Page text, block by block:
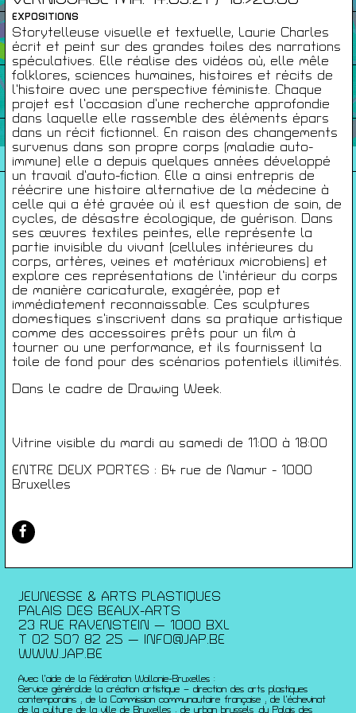
EXPOSITIONS
Storytelleuse visuelle et textuelle, Laurie Charles
écrit et peint sur des grandes toiles des narrations
spéculatives. Elle réalise des vidéos où, elle mêle
folklores, sciences humaines, histoires et récits de
l’histoire avec une perspective féministe. Chaque
projet est l’occasion d’une recherche approfondie
dans laquelle elle rassemble des éléments épars
dans un récit fictionnel. En raison des changements
survenus dans son propre corps (maladie auto-
immune) elle a depuis quelques années développé
un travail d’auto-fiction. Elle a ainsi entrepris de
réécrire une histoire alternative de la médecine à
celle qui a été gravée où il est question de soin, de
cycles, de désastre écologique, de guérison. Dans
ses œuvres textiles peintes, elle représente la
partie invisible du vivant (cellules intérieures du
corps, artères, veines et matériaux microbiens) et
explore ces représentations de l’intérieur du corps
de manière caricaturale, exagérée, pop et
immédiatement reconnaissable. Ces sculptures
domestiques s’inscrivent dans sa pratique artistique
comme des accessoires prêts pour un film à
tourner ou une performance, et ils fournissent la
toile de fond pour des scénarios potentiels illimités.
Dans le cadre de Drawing Week.
Vitrine visible du mardi au samedi de 11:00 à 18:00
ENTRE DEUX PORTES : 64 rue de Namur - 1000
Bruxelles
Infos Pratiques
Cartes De Membre
Saisons Précédentes
À propos
Infos pratiques
Carte de membres
S'inscrire à la Newsletter
Mentions légales
Politique de confidentialité
Conditions générales de ventes
Rencontres
Architecture + Film
Expositions
Voyages
Activités scolaires
JEUNESSE & ARTS PLASTIQUES
PALAIS DES BEAUX-ARTS
23 RUE RAVENSTEIN — 1000 BXL
T 02 507 82 25 —
INFO@JAP.BE
WWW.JAP.BE
Avec l’aide de la Fédération Wallonie-Bruxelles :
Service généralde la création artistique – direction des arts plastiques
contemporains ; de la Commission communautaire française ; de l’échevinat
de la culture de la ville de Bruxelles ; de urban brussels ;du Palais des